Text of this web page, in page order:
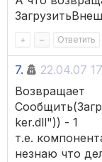
+ – Ответить
7. 22.04.07
Возвращает
ker.dll")) - 1
т.е.
незнаю что